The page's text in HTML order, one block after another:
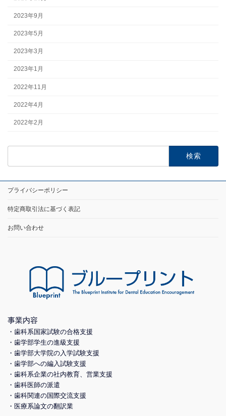
2023年9月
2023年5月
2023年3月
2023年1月
2022年11月
2022年4月
2022年2月
検
プライバシーポリシー
特定商取引法に基づく表記
お問い合わせ
事業内容
・歯科系国家試験の合格支援
・歯学部学生の進級支援
・歯学部大学院の入学試験支援
・歯学部への編入試験支援
・歯科系企業の社内教育、営業支援
・歯科医師の派遣
・歯科関連の国際交流支援
・医療系論文の翻訳業